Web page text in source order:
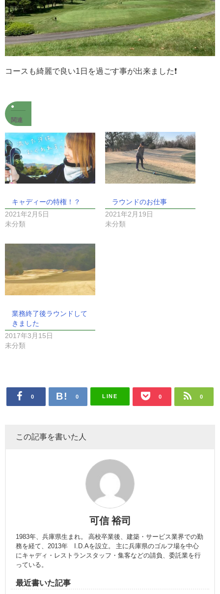
コースも綺麗で良い1日を過ごす事が出来ました❗️
関連
キャディーの特権！？
2021年2月5日
未分類
ラウンドのお仕事
2021年2月19日
未分類
業務終了後ラウンドして
きました
2017年3月15日
未分類
0 0 LINE 0 0
この記事を書いた人
可信 裕司
1983年、兵庫県生まれ。 高校卒業後、建築・サービス業界での勤
務を経て、2013年 I.D.Aを設立。 主に兵庫県のゴルフ場を中心
にキャディ・レストランスタッフ・集客などの請負、委託業を行
っている。
最近書いた記事